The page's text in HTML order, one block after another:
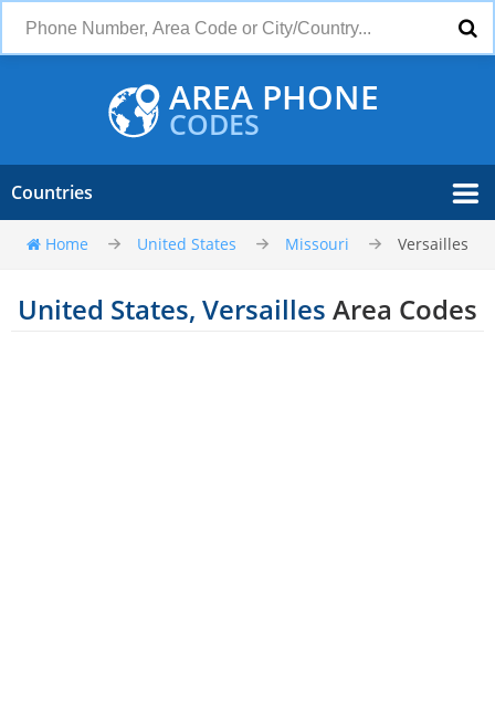
AREA PHONE
CODES
Countries
Home United States Missouri Versailles
United States, Versailles Area Codes